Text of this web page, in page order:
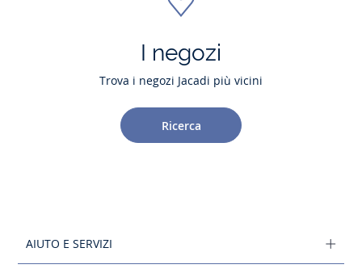
I negozi
Trova i negozi Jacadi più vicini
Ricerca
AIUTO E SERVIZI